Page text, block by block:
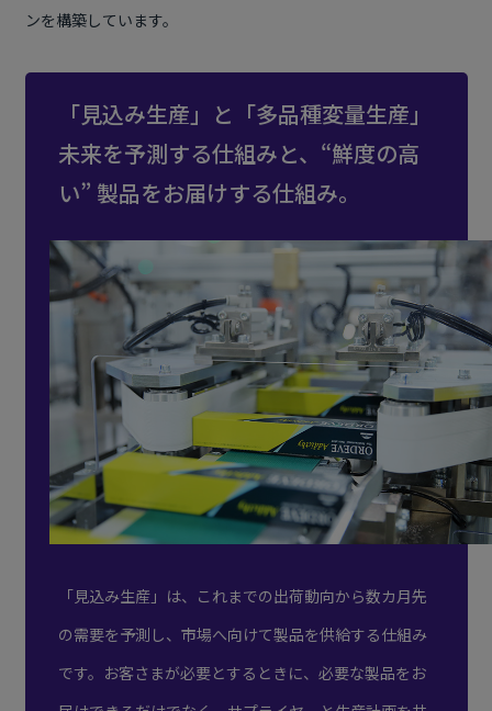
ンを構築しています。
「見込み生産」と「多品種変量生産」
未来を予測する仕組みと、“鮮度の高
い” 製品をお届けする仕組み。
「見込み生産」は、これまでの出荷動向から数カ月先
の需要を予測し、市場へ向けて製品を供給する仕組み
です。お客さまが必要とするときに、必要な製品をお